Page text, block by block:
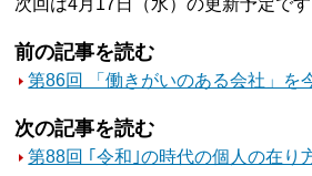
次回は4月17日（水）の更新予定です
前の記事を読む
第86回 「働きがいのある会社」を
次の記事を読む
第88回 ｢令和｣の時代の個人の在り